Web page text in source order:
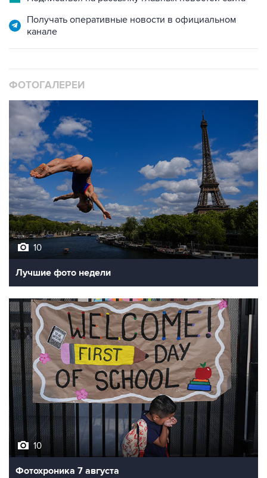
Получать оперативные новости в официальном
канале
ФОТОГАЛЕРЕИ
10
Лучшие фото недели
10
Фотохроника 7 августа